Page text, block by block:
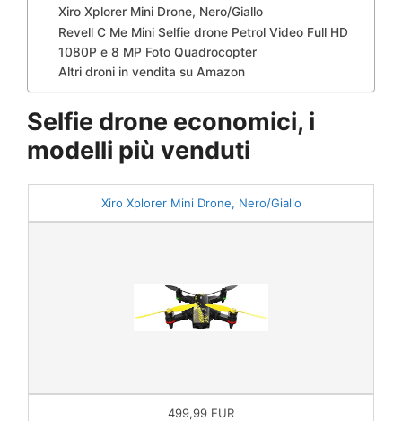
Xiro Xplorer Mini Drone, Nero/Giallo
Revell C Me Mini Selfie drone Petrol Video Full HD
1080P e 8 MP Foto Quadrocopter
Altri droni in vendita su Amazon
Selfie drone economici, i
modelli più venduti
Xiro Xplorer Mini Drone, Nero/Giallo
499,99 EUR